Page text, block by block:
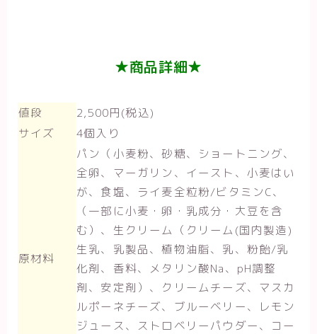
★商品詳細★
値段
2,500円(税込)
サイズ
4個入り
原材料
パン（小麦粉、砂糖、ショートニング、
全卵、マーガリン、イースト、小麦はい
が、食塩、ライ麦全粒粉/ビタミンC、
（一部に小麦・卵・乳成分・大豆を含
む）、生クリーム（クリーム(国内製造)
生乳、乳製品、植物油脂、乳、粉飴/乳
化剤、香料、メタリン酸Na、pH調整
剤、安定剤）、クリームチーズ、マスカ
ルポーネチーズ、ブルーベリー、レモン
ジュース、ストロベリーパウダー、コー